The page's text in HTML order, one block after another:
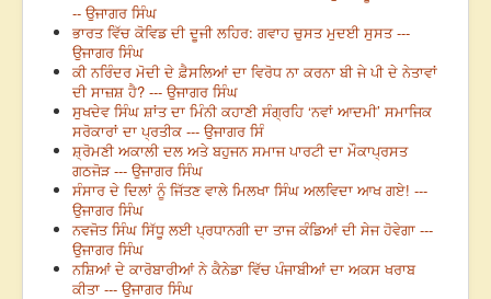
-- ਉਜਾਗਰ ਸਿੰਘ
ਭਾਰਤ ਵਿੱਚ ਕੋਵਿਡ ਦੀ ਦੂਜੀ ਲਹਿਰ: ਗਵਾਹ ਚੁਸਤ ਮੁਦਈ ਸੁਸਤ ---
ਉਜਾਗਰ ਸਿੰਘ
ਕੀ ਨਰਿੰਦਰ ਮੋਦੀ ਦੇ ਫ਼ੈਸਲਿਆਂ ਦਾ ਵਿਰੋਧ ਨਾ ਕਰਨਾ ਬੀ ਜੇ ਪੀ ਦੇ ਨੇਤਾਵਾਂ
ਦੀ ਸਾਜ਼ਸ਼ ਹੈ? --- ਉਜਾਗਰ ਸਿੰਘ
ਸੁਖਦੇਵ ਸਿੰਘ ਸ਼ਾਂਤ ਦਾ ਮਿੰਨੀ ਕਹਾਣੀ ਸੰਗ੍ਰਹਿ ‘ਨਵਾਂ ਆਦਮੀ’ ਸਮਾਜਿਕ
ਸਰੋਕਾਰਾਂ ਦਾ ਪ੍ਰਤੀਕ --- ਉਜਾਗਰ ਸਿੰ
ਸ਼੍ਰੋਮਣੀ ਅਕਾਲੀ ਦਲ ਅਤੇ ਬਹੁਜਨ ਸਮਾਜ ਪਾਰਟੀ ਦਾ ਮੌਕਾਪ੍ਰਸਤ
ਗਠਜੋੜ --- ਉਜਾਗਰ ਸਿੰਘ
ਸੰਸਾਰ ਦੇ ਦਿਲਾਂ ਨੂੰ ਜਿੱਤਣ ਵਾਲੇ ਮਿਲਖਾ ਸਿੰਘ ਅਲਵਿਦਾ ਆਖ ਗਏ! ---
ਉਜਾਗਰ ਸਿੰਘ
ਨਵਜੋਤ ਸਿੰਘ ਸਿੱਧੂ ਲਈ ਪ੍ਰਧਾਨਗੀ ਦਾ ਤਾਜ ਕੰਡਿਆਂ ਦੀ ਸੇਜ ਹੋਵੇਗਾ ---
ਉਜਾਗਰ ਸਿੰਘ
ਨਸ਼ਿਆਂ ਦੇ ਕਾਰੋਬਾਰੀਆਂ ਨੇ ਕੈਨੇਡਾ ਵਿੱਚ ਪੰਜਾਬੀਆਂ ਦਾ ਅਕਸ ਖਰਾਬ
ਕੀਤਾ --- ਉਜਾਗਰ ਸਿੰਘ